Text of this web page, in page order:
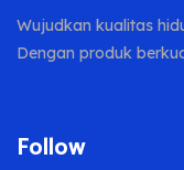
Wujudkan kualitas
Dengan produk
Follow